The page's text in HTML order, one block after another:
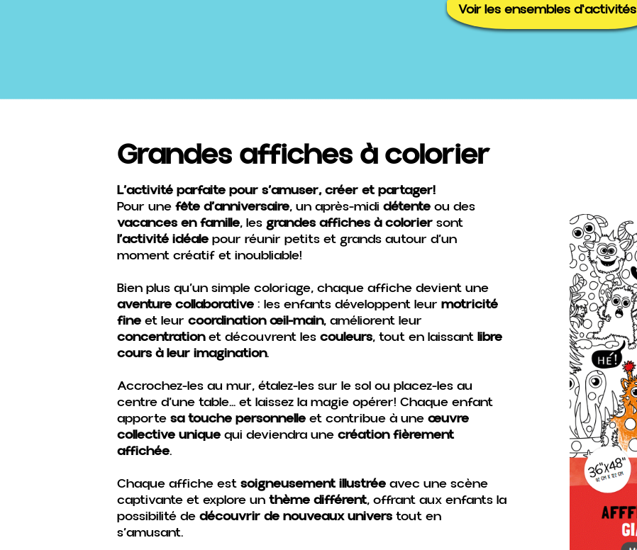
Voir les ensembles d'activités
Grandes affiches à colorier
L’activité parfaite pour s’amuser, créer et partager!
Pour une fête d’anniversaire, un après-midi détenteou des
vacances en famille, les grandes affiches à colorier sont
l’activité idéalepour réunir petits et grands autour d’un
moment créatif et inoubliable!
Bien plus qu’un simple coloriage, chaque affiche devient une
aventure collaborative: les enfants développent leur motricité
fineet leur coordination œil-main, améliorent leur
concentrationet découvrent les couleurs, tout en laissant libre
cours à leur imagination.
Accrochez-les au mur, étalez-les sur le sol ou placez-les au
centre d’une table… et laissez la magie opérer! Chaque enfant
apporte sa touche personnelleet contribue à une œuvre
collective uniquequi deviendra une création fièrement
affichée.
Chaque affiche est soigneusement illustréeavec une scène
captivante et explore un thème différent, offrant aux enfants la
possibilité de découvrir de nouveaux universtout en
s’amusant.